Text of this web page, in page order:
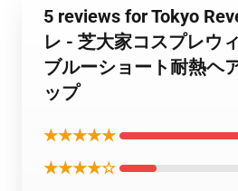
5 reviews for Tokyo
レ - 芝大家コスプレウ
ブルーショート耐熱ヘ
ップ
★★★★★
★★★★☆